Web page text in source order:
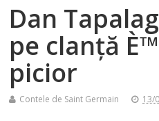
Dan
pe clanță
picior
Contele de Saint Germain 13/